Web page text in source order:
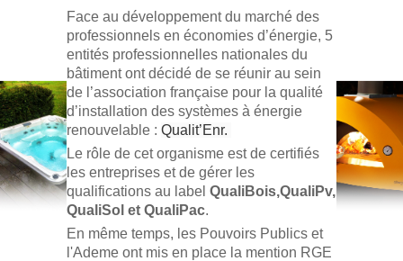
Face au développement du marché des
professionnels en économies d’énergie, 5
entités professionnelles nationales du
bâtiment ont décidé de se réunir au sein
de l’association française pour la qualité
d’installation des systèmes à énergie
renouvelable : Qualit’Enr.
Le rôle de cet organisme est de certifiés
les entreprises et de gérer les
qualifications au label QualiBois,QualiPv,
QualiSol et QualiPac.
En même temps, les Pouvoirs Publics et
l'Ademe ont mis en place la mention RGE